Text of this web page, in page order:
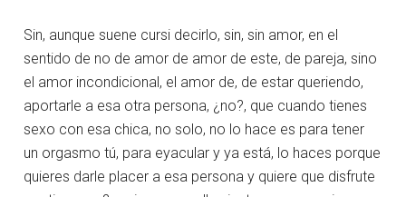
Sin, aunque suene cursi decirlo, sin, sin amor, en el
sentido de no de amor de amor de este, de pareja, sino
el amor incondicional, el amor de, de estar queriendo,
aportarle a esa otra persona, ¿no?, que cuando tienes
sexo con esa chica, no solo, no lo hace es para tener
un orgasmo tú, para eyacular y ya está, lo haces porque
quieres darle placer a esa persona y quiere que disfrute